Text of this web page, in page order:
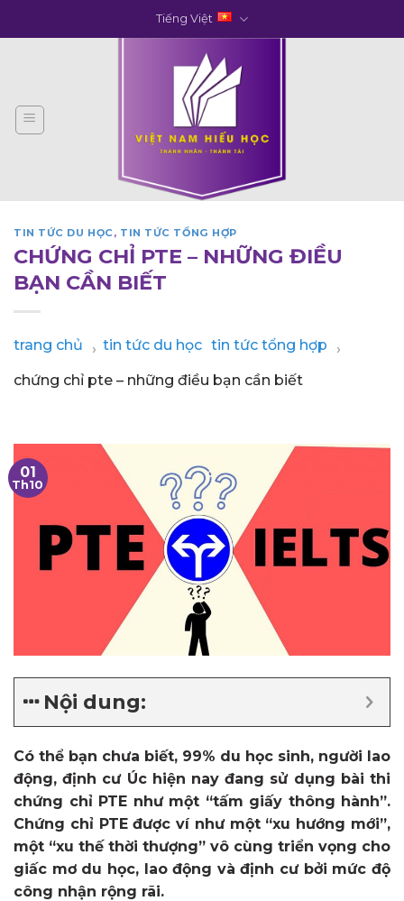
to
Tiếng Việt
TIN TỨC DU HỌC, TIN TỨC TỔNG HỢP
CHỨNG CHỈ PTE – NHỮNG ĐIỀU
BẠN CẦN BIẾT
trang chủ › tin tức du học tin tức tổng hợp
›
chứng chỉ pte – những điều bạn cần biết
01
Th10
Nội dung:
Có thể bạn chưa biết, 99% du học sinh, người lao
động, định cư Úc hiện nay đang sử dụng bài thi
chứng chỉ PTE như một “tấm giấy thông hành”.
Chứng chỉ PTE được ví như một “xu hướng mới”,
một “xu thế thời thượng” vô cùng triển vọng cho
giấc mơ du học, lao động và định cư bởi mức độ
công nhận rộng rãi.